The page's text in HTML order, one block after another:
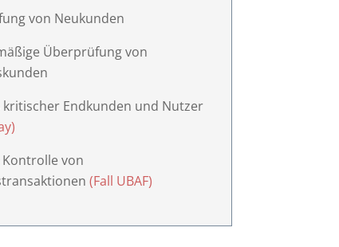
von Neukunden
Überprüfung von
kritischer Endkunden und Nutzer
von
(Fall UBAF)